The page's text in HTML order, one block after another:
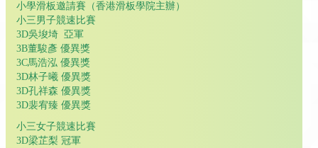
小學滑板邀請賽（香港滑板學院主辦）
小三男子競速比賽
3D吳埈埼 亞軍
3B董駿彥 優異獎
3C馬浩泓 優異獎
3D林子曦 優異獎
3D孔祥森 優異獎
3D裴宥臻 優異獎
小三女子競速比賽
3D梁芷梨 冠軍